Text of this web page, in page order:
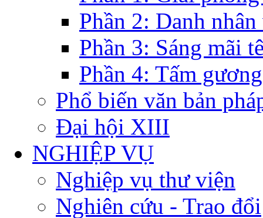
Phần 2: Danh nhân
Phần 3: Sáng mãi
Phần 4: Tấm
Phổ biến văn bản
Đại hội XIII
NGHIỆP VỤ
Nghiệp vụ thư viện
Nghiên cứu - Trao đổi